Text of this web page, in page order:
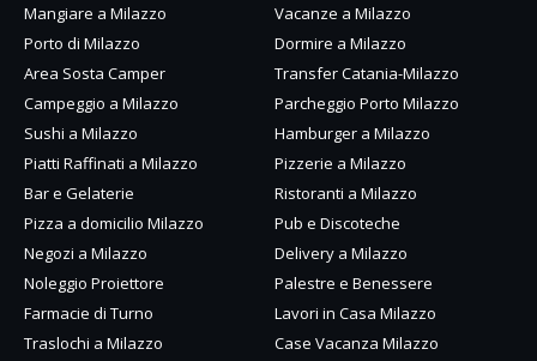
Mangiare a Milazzo
Vacanze a Milazzo
Porto di Milazzo
Dormire a Milazzo
Area Sosta Camper
Transfer Catania-Milazzo
Campeggio a Milazzo
Parcheggio Porto Milazzo
Sushi a Milazzo
Hamburger a Milazzo
Piatti Raffinati a Milazzo
Pizzerie a Milazzo
Bar e Gelaterie
Ristoranti a Milazzo
Pizza a domicilio Milazzo
Pub e Discoteche
Negozi a Milazzo
Delivery a Milazzo
Noleggio Proiettore
Palestre e Benessere
Farmacie di Turno
Lavori in Casa Milazzo
Traslochi a Milazzo
Case Vacanza Milazzo